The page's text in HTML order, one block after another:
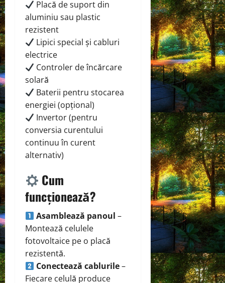
Placă de suport din
aluminiu sau plastic
rezistent
Lipici special și cabluri
electrice
Controler de încărcare
solară
Baterii pentru stocarea
energiei (opțional)
Invertor (pentru
conversia curentului
continuu în curent
alternativ)
Cum
funcționează?
Asamblează panoul –
Montează celulele
fotovoltaice pe o placă
rezistentă.
Conectează cablurile–
Fiecare celulă produce